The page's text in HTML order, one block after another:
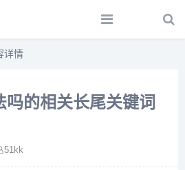
详情
的相关长尾关键词
51kk